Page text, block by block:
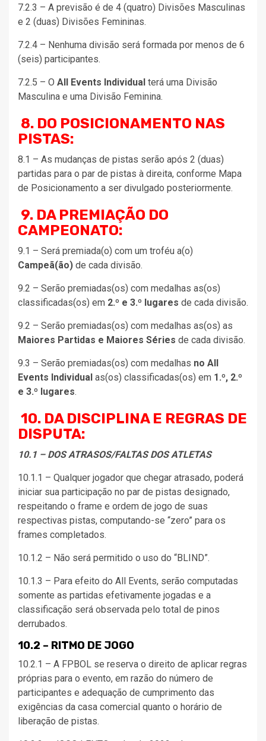
7.2.3 – A previsão é de 4 (quatro) Divisões Masculinas
e 2 (duas) Divisões Femininas.
7.2.4 – Nenhuma divisão será formada por menos de 6
(seis) participantes.
7.2.5 – O All Events Individual terá uma Divisão
Masculina e uma Divisão Feminina.
8. DO POSICIONAMENTO NAS
PISTAS:
8.1 – As mudanças de pistas serão após 2 (duas)
partidas para o par de pistas à direita, conforme Mapa
de Posicionamento a ser divulgado posteriormente.
9. DA PREMIAÇÃO DO
CAMPEONATO:
9.1 – Será premiada(o) com um troféu a(o)
Campeã(ão) de cada divisão.
9.2 – Serão premiadas(os) com medalhas as(os)
classificadas(os) em 2.º e 3.º lugares de cada divisão.
9.2 – Serão premiadas(os) com medalhas as(os) as
Maiores Partidas e Maiores Séries de cada divisão.
9.3 – Serão premiadas(os) com medalhas no All
Events Individual as(os) classificadas(os) em 1.º, 2.º
e 3.º lugares.
10. DA DISCIPLINA E REGRAS DE
DISPUTA:
10.1 – DOS ATRASOS/FALTAS DOS ATLETAS
10.1.1 – Qualquer jogador que chegar atrasado, poderá
iniciar sua participação no par de pistas designado,
respeitando o frame e ordem de jogo de suas
respectivas pistas, computando-se “zero” para os
frames completados.
10.1.2 – Não será permitido o uso do “BLIND”.
10.1.3 – Para efeito do All Events, serão computadas
somente as partidas efetivamente jogadas e a
classificação será observada pelo total de pinos
derrubados.
10.2 – RITMO DE JOGO
10.2.1 – A FPBOL se reserva o direito de aplicar regras
próprias para o evento, em razão do número de
participantes e adequação de cumprimento das
exigências da casa comercial quanto o horário de
liberação de pistas.